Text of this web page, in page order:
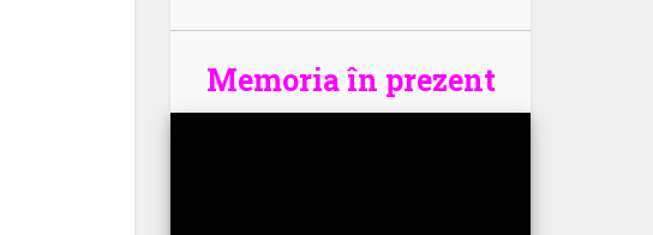
Memoria în prezent